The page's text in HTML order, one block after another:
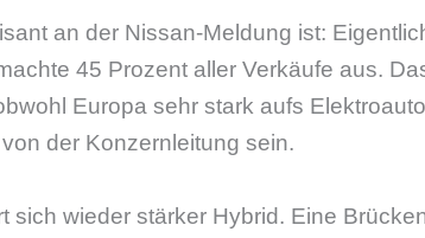
an der Nissan-Meldung ist:
45 Prozent aller Verkäufe aus.
Europa sehr stark aufs
der Konzernleitung sein.
sich wieder stärker Hybrid. Eine